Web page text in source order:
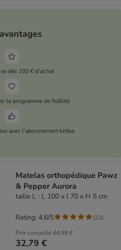
dès 100 € d'achat
le programme de fidélité
avec l'abonnement bitiba
Matelas orthopédique Pawz
& Pepper Aurora
taille L : L 100 x l 70 x H 5 cm
Prix conseillé44,99 €
32,79 €
Rating: 4.6/5 (22)